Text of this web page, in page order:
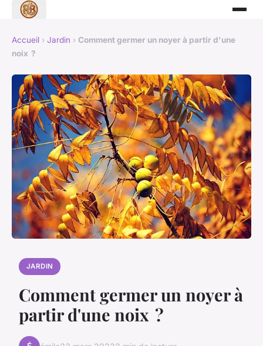
Accueil › Jardin › Comment germer un noyer à partir d'une
noix ?
JARDIN
Comment germer un noyer à
partir d'une noix ?